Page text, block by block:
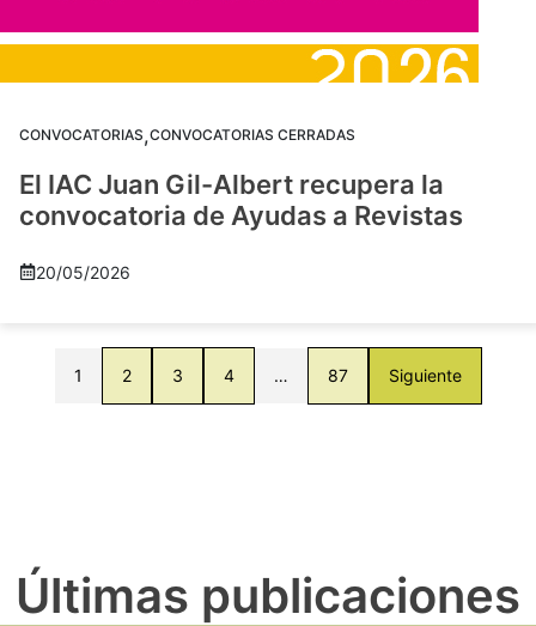
CONVOCATORIAS,CONVOCATORIAS CERRADAS
El IAC Juan Gil-Albert recupera la
convocatoria de Ayudas a Revistas
20/05/2026
1 2 3 4 … 87 Siguiente
Últimas publicaciones